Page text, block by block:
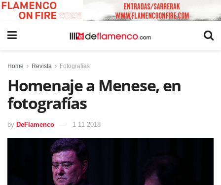
Home Revista Fotografías
Homenaje a Menese, en
fotografías
by DeFlamenco 1 11 2018